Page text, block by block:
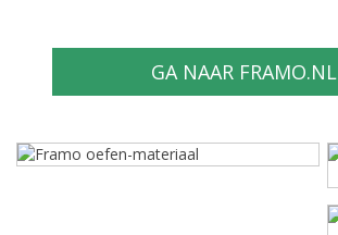
GA NAAR FRAMO.NL